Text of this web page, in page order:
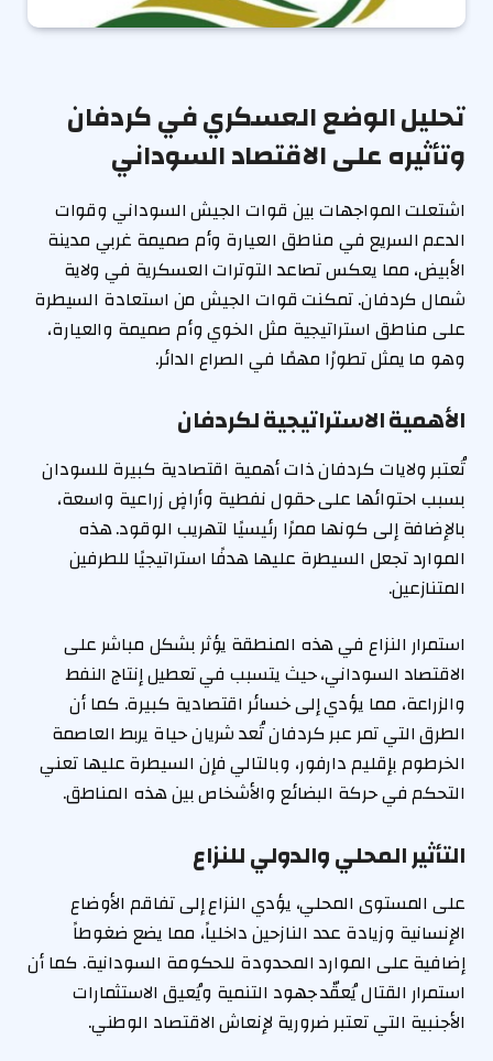
تحليل الوضع العسكري في كردفان
وتأثيره على الاقتصاد السوداني
اشتعلت المواجهات بين قوات الجيش السوداني وقوات
الدعم السريع في مناطق العيارة وأم صميمة غربي مدينة
الأبيض، مما يعكس تصاعد التوترات العسكرية في ولاية
شمال كردفان. تمكنت قوات الجيش من استعادة السيطرة
على مناطق استراتيجية مثل الخوي وأم صميمة والعيارة،
وهو ما يمثل تطورًا مهمًا في الصراع الدائر.
الأهمية الاستراتيجية لكردفان
تُعتبر ولايات كردفان ذات أهمية اقتصادية كبيرة للسودان
بسبب احتوائها على حقول نفطية وأراضٍ زراعية واسعة،
بالإضافة إلى كونها ممرًا رئيسيًا لتهريب الوقود. هذه
الموارد تجعل السيطرة عليها هدفًا استراتيجيًا للطرفين
المتنازعين.
استمرار النزاع في هذه المنطقة يؤثر بشكل مباشر على
الاقتصاد السوداني، حيث يتسبب في تعطيل إنتاج النفط
والزراعة، مما يؤدي إلى خسائر اقتصادية كبيرة. كما أن
الطرق التي تمر عبر كردفان تُعد شريان حياة يربط العاصمة
الخرطوم بإقليم دارفور، وبالتالي فإن السيطرة عليها تعني
التحكم في حركة البضائع والأشخاص بين هذه المناطق.
التأثير المحلي والدولي للنزاع
على المستوى المحلي، يؤدي النزاع إلى تفاقم الأوضاع
الإنسانية وزيادة عدد النازحين داخلياً، مما يضع ضغوطاً
إضافية على الموارد المحدودة للحكومة السودانية. كما أن
استمرار القتال يُعقّد جهود التنمية ويُعيق الاستثمارات
الأجنبية التي تعتبر ضرورية لإنعاش الاقتصاد الوطني.